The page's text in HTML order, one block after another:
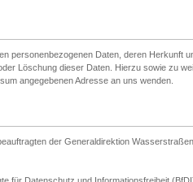
personenbezogenen Daten, deren Herkunft
Löschung dieser Daten. Hierzu sowie zu
angegebenen Adresse an uns wenden.
der Generaldirektion